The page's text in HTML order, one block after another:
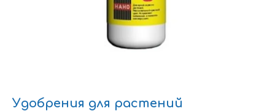
Удобрения для растений